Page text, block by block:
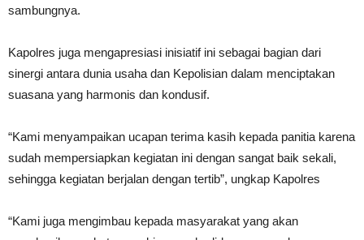
sambungnya.
Kapolres juga mengapresiasi inisiatif ini sebagai bagian dari
sinergi antara dunia usaha dan Kepolisian dalam menciptakan
suasana yang harmonis dan kondusif.
“Kami menyampaikan ucapan terima kasih kepada panitia karena
sudah mempersiapkan kegiatan ini dengan sangat baik sekali,
sehingga kegiatan berjalan dengan tertib”, ungkap Kapolres
“Kami juga mengimbau kepada masyarakat yang akan